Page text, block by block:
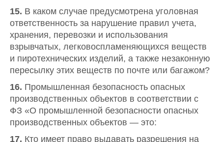
15. В каком случае предусмотрена уголовная
ответственность за нарушение правил учета,
хранения, перевозки и использования
взрывчатых, легковоспламеняющихся веществ
и пиротехнических изделий, а также незаконную
пересылку этих веществ по почте или багажом?
16. Промышленная безопасность опасных
производственных объектов в соответствии с
ФЗ «О промышленной безопасности опасных
производственных объектов — это:
17. Кто имеет право выдавать разрешения на